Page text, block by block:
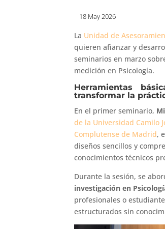
18 May 2026
La Unidad de
quieren afianzar y
seminarios en marzo
medición en Psicología.
Herramientas
transformar la
En el primer seminario,
de la Universidad Camilo
Complutense de Madrid,
diseños sencillos y
conocimientos técnicos
Durante la sesión, se
investigación en
profesionales o
estructurados sin